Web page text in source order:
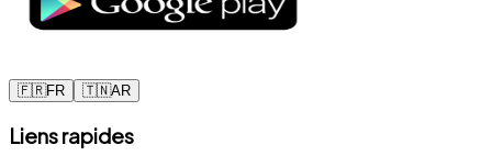
🇫🇷FR 🇹🇳AR
Liens rapides